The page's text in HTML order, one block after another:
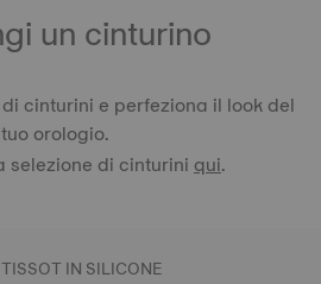
un cinturino
cinturini e perfeziona il look del
tuo orologio.
selezione di cinturiniqui.
IN SILICONE